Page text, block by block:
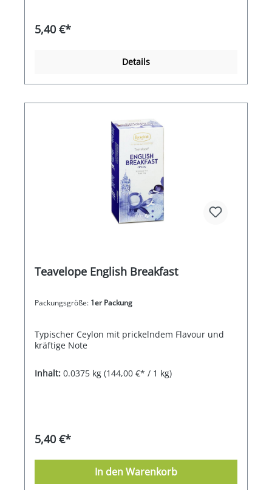
5,40 €*
Details
Teavelope English Breakfast
Packungsgröße: 1er Packung
Typischer Ceylon mit prickelndem Flavour und
kräftige Note
Inhalt: 0.0375 kg (144,00 €* / 1 kg)
5,40 €*
In den Warenkorb